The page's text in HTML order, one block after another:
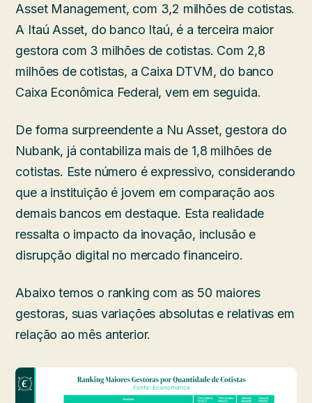
Asset Management, com 3,2 milhões de cotistas.
A Itaú Asset, do banco Itaú, é a terceira maior
gestora com 3 milhões de cotistas. Com 2,8
milhões de cotistas, a Caixa DTVM, do banco
Caixa Econômica Federal, vem em seguida.
De forma surpreendente a Nu Asset, gestora do
Nubank, já contabiliza mais de 1,8 milhões de
cotistas. Este número é expressivo, considerando
que a instituição é jovem em comparação aos
demais bancos em destaque. Esta realidade
ressalta o impacto da inovação, inclusão e
disrupção digital no mercado financeiro.
Abaixo temos o ranking com as 50 maiores
gestoras, suas variações absolutas e relativas em
relação ao mês anterior.